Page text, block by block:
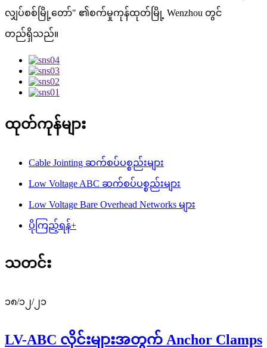
လျှပ်စစ်မြို့တော်" ၏စက်မှုကုန်ထုတ်မြို့ Wenzhou တွင်
တည်ရှိသည်။
ထုတ်ကုန်များ
Cable Jointing ဆက်စပ်ပစ္စည်းများ
Low Voltage ABC ဆက်စပ်ပစ္စည်းများ
Low Voltage Bare Overhead Networks များ
ပိုကြည့်ရန်+
သတင်း
၁၈/၁၂/၂၁
LV-ABC လိုင်းများအတွက် Anchor Clamps